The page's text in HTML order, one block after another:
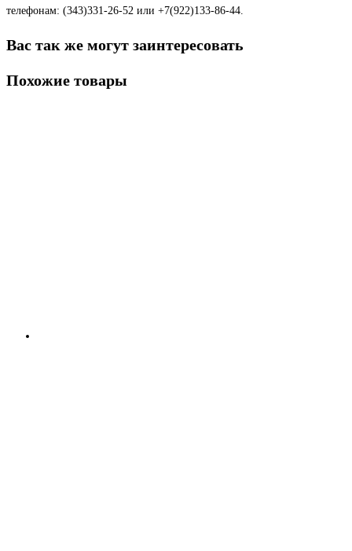
телефонам: (343)331-26-52 или +7(922)133-86-44.
Вас так же могут заинтересовать
Похожие товары